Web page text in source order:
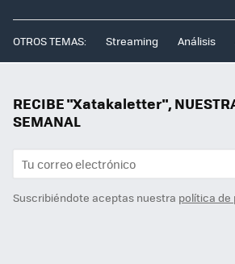
OTROS TEMAS: Streaming Análisis
RECIBE "Xatakaletter",
SEMANAL
Suscribiéndote aceptas nuestra política de